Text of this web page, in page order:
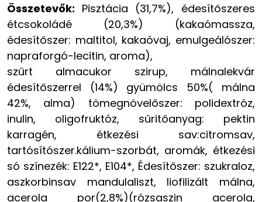
Összetevők: Pisztácia (31,7%), édesítőszeres
étcsokoládé (20,3%) (kakaómassza,
édesítőszer: maltitol, kakaóvaj, emulgeálószer:
napraforgó-lecitin, aroma),
szűrt almacukor szirup, málnalekvár
édesítőszerrel (14%) gyümölcs 50%( málna
42%, alma) tömegnövelőszer: polidextróz,
inulin, oligofruktóz, sűritőanyag: pektin
karragén, étkezési sav:citromsav,
tartósítószer.kálium-szorbát, aromák, étkezési
só színezék: E122*, E104*, Édesítőszer: szukraloz,
aszkorbinsav mandulaliszt, liofilizált málna,
acerola por(2,8%)(rózsaszin acerola,